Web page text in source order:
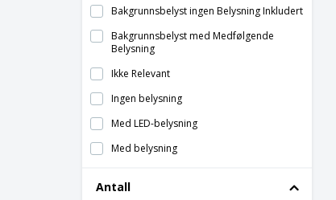
Magnetisk Tavle
Oppblåsbar Bue
Reklame Aluminiumsprofil
Bakgrunnsbelyst ingen Belysning Inkludert
Bakgrunnsbelyst med Medfølgende
Belysning
Ikke Relevant
Ingen belysning
Med LED-belysning
Med belysning
Antall